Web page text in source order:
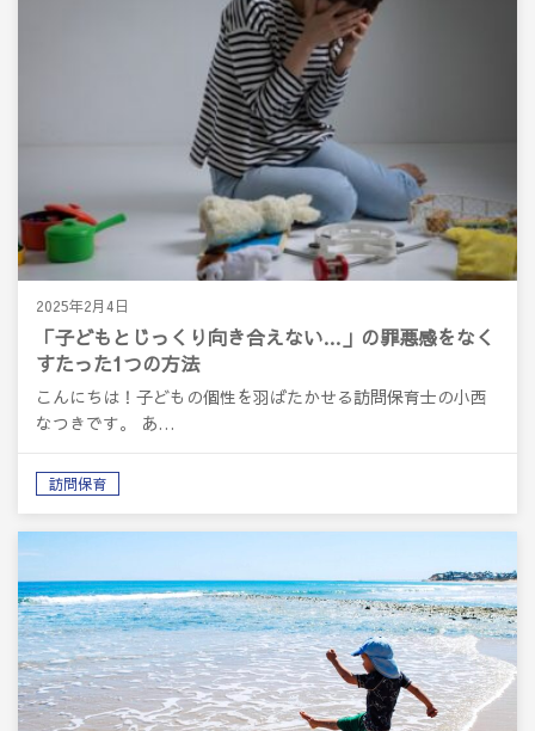
2025年2月4日
「子どもとじっくり向き合えない…」の罪悪感をなく
すたった1つの方法
こんにちは！子どもの個性を羽ばたかせる訪問保育士の小西
なつきです。 あ…
訪問保育